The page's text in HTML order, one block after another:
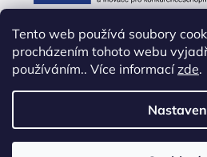
Tento web používá soubory
procházením tohoto webu
používáním.. Více informacízde.
Copyright 2026YATE.CZ. Všechna